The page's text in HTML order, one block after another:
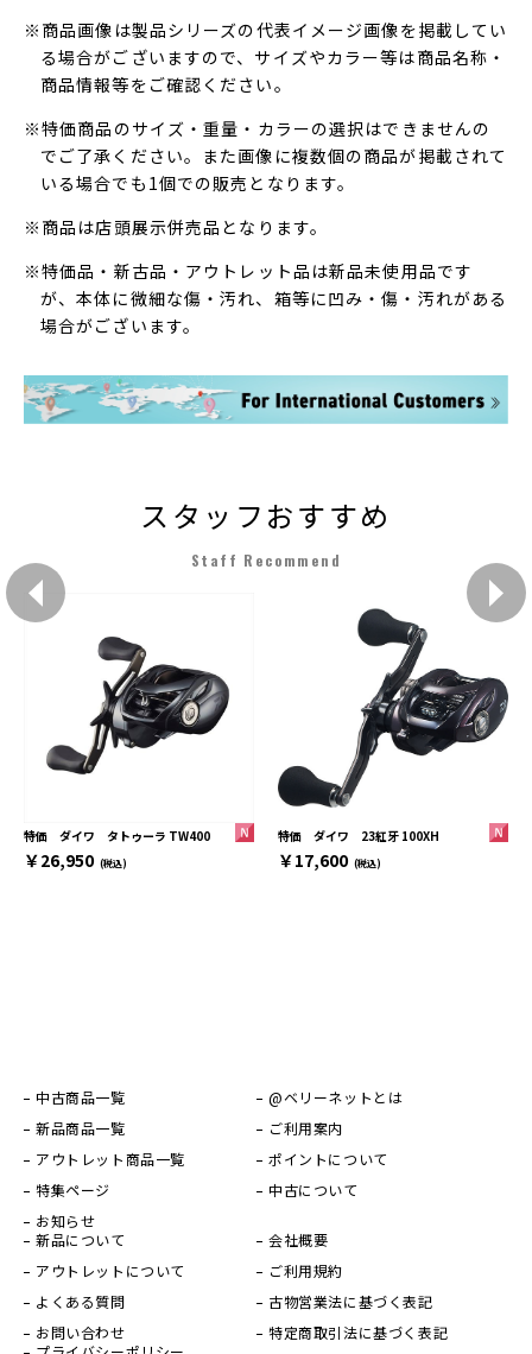
※商品画像は製品シリーズの代表イメージ画像を掲載してい
る場合がございますので、サイズやカラー等は商品名称・
商品情報等をご確認ください。
※特価商品のサイズ・重量・カラーの選択はできませんの
でご了承ください。また画像に複数個の商品が掲載されて
いる場合でも1個での販売となります。
※商品は店頭展示併売品となります。
※特価品・新古品・アウトレット品は新品未使用品です
が、本体に微細な傷・汚れ、箱等に凹み・傷・汚れがある
場合がございます。
スタッフおすすめ
Staff Recommend
特価 ダイワ タトゥーラ TW400
￥26,950 (税込)
特価 ダイワ 23紅牙 100XH
￥17,600 (税込)
中古商品一覧
新品商品一覧
アウトレット商品一覧
特集ページ
お知らせ
@ベリーネットとは
ご利用案内
ポイントについて
中古について
新品について
アウトレットについて
よくある質問
お問い合わせ
会社概要
ご利用規約
古物営業法に基づく表記
特定商取引法に基づく表記